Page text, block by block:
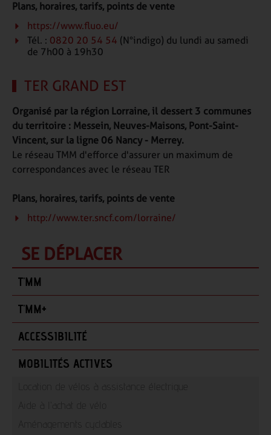
Plans, horaires, tarifs, points de vente
https://www.fluo.eu/
Tél. : 0820 20 54 54 (N°indigo) du lundi au samedi
de 7h00 à 19h30
TER GRAND EST
Organisé par la région Lorraine, il dessert 3 communes
du territoire : Messein, Neuves-Maisons, Pont-Saint-
Vincent, sur la ligne 06 Nancy - Merrey.
Le réseau TMM d'efforce d'assurer un maximum de
correspondances avec le réseau TER
Plans, horaires, tarifs, points de vente
http://www.ter.sncf.com/lorraine/
SE DÉPLACER
T'MM
T'MM+
ACCESSIBILITÉ
MOBILITÉS ACTIVES